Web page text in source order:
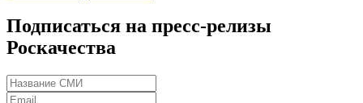
Подписаться на пресс-релизы
Роскачества